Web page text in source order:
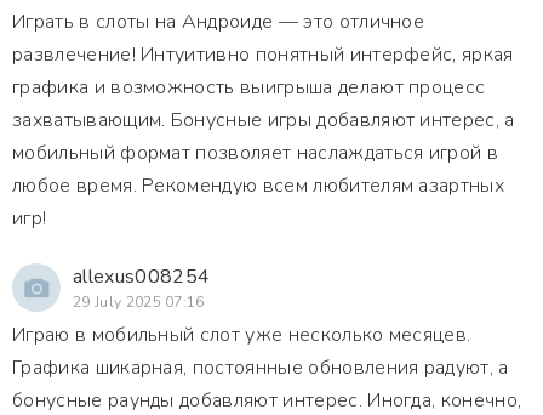
Играть в слоты на Андроиде — это отличное
развлечение! Интуитивно понятный интерфейс, яркая
графика и возможность выигрыша делают процесс
захватывающим. Бонусные игры добавляют интерес, а
мобильный формат позволяет наслаждаться игрой в
любое время. Рекомендую всем любителям азартных
игр!
allexus008254
29 July 2025 07:16
Играю в мобильный слот уже несколько месяцев.
Графика шикарная, постоянные обновления радуют, а
бонусные раунды добавляют интерес. Иногда, конечно,